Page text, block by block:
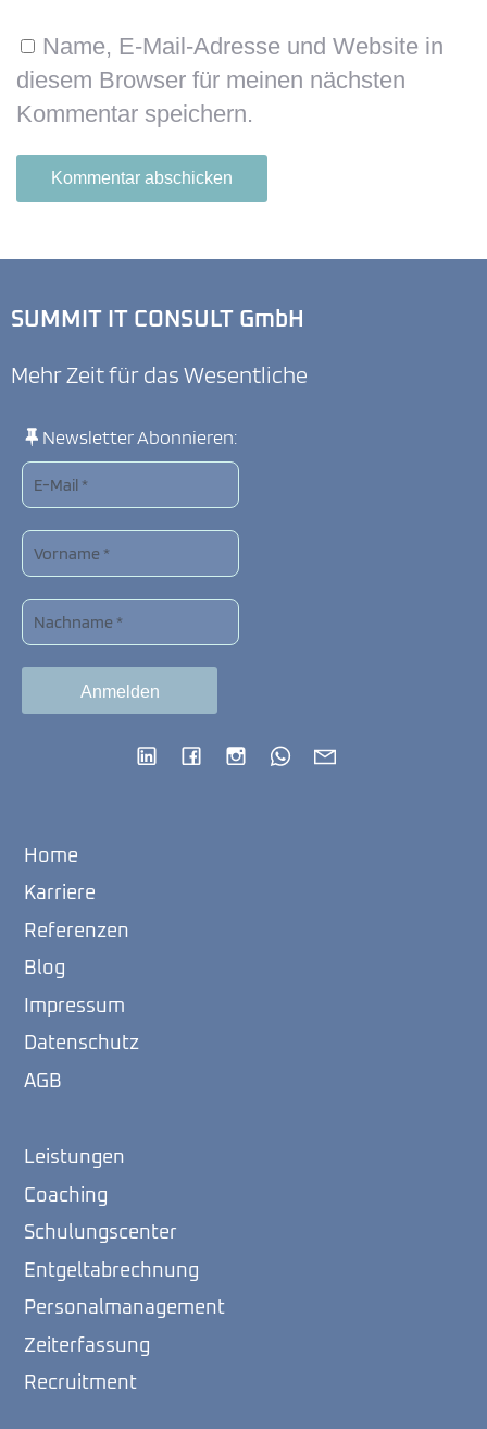
Name, E-Mail-Adresse und Website in
diesem Browser für meinen nächsten
Kommentar speichern.
SUMMIT IT CONSULT GmbH
Mehr Zeit für das Wesentliche
Newsletter Abonnieren:
Home
Karriere
Referenzen
Blog
Impressum
Datenschutz
AGB
Leistungen
Coaching
Schulungscenter
Entgeltabrechnung
Personalmanagement
Zeiterfassung
Recruitment